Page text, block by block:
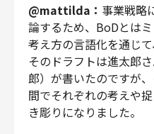
@mattilda： 事業戦略
論するため、BoDとは
考え方の言語化を通じ
そのドラフトは進太郎
郎）が書いたのですが
間でそれぞれの考えや
き彫りになりました。